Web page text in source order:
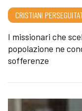
CRISTIANI
I missionari che
popolazione ne
sofferenze